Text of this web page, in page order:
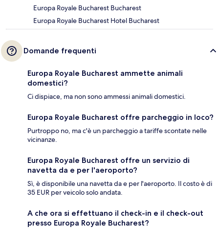
Europa Royale Bucharest Bucharest
Europa Royale Bucharest Hotel Bucharest
Domande frequenti
Europa Royale Bucharest ammette animali
domestici?
Ci dispiace, ma non sono ammessi animali domestici.
Europa Royale Bucharest offre parcheggio in loco?
Purtroppo no, ma c'è un parcheggio a tariffe scontate nelle
vicinanze.
Europa Royale Bucharest offre un servizio di
navetta da e per l'aeroporto?
Sì, è disponibile una navetta da e per l'aeroporto. Il costo è di
35 EUR per veicolo solo andata.
A che ora si effettuano il check-in e il check-out
presso Europa Royale Bucharest?